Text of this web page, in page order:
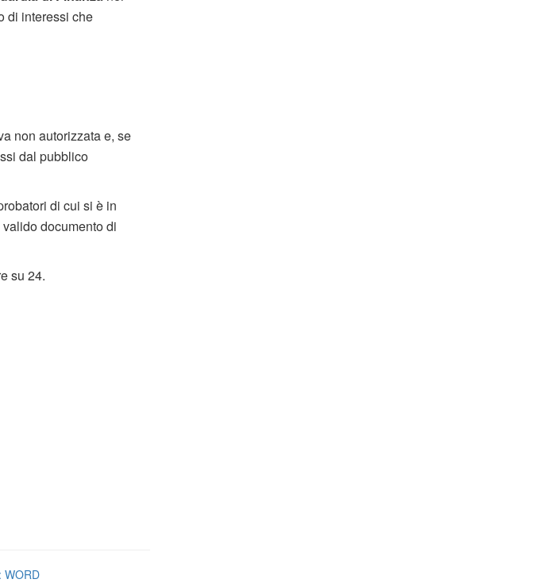
di interessi che
non autorizzata e, se
dal pubblico
di cui si è in
documento di
su 24.
WORD